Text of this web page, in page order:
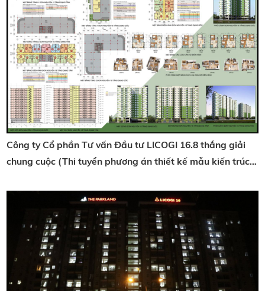
Công ty Cổ phần Tư vấn Đầu tư LICOGI 16.8 thắng giải
chung cuộc (Thi tuyển phương án thiết kế mẫu kiến trúc